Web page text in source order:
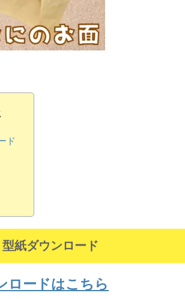
ド
型紙ダウンロード
ロードはこちら